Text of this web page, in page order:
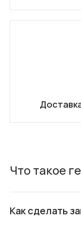
Что такое
Как сделать